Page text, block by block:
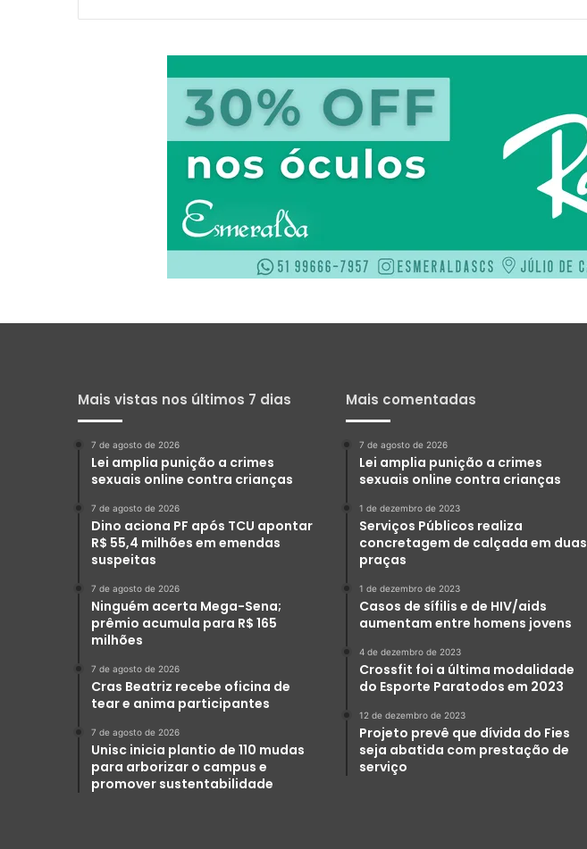
Mais vistas nos últimos 7 dias
7 de agosto de 2026
Lei amplia punição a crimes
sexuais online contra crianças
7 de agosto de 2026
Dino aciona PF após TCU apontar
R$ 55,4 milhões em emendas
suspeitas
7 de agosto de 2026
Ninguém acerta Mega-Sena;
prêmio acumula para R$ 165
milhões
7 de agosto de 2026
Cras Beatriz recebe oficina de
tear e anima participantes
7 de agosto de 2026
Unisc inicia plantio de 110 mudas
para arborizar o campus e
promover sustentabilidade
Mais comentadas
7 de agosto de 2026
Lei amplia punição a crimes
sexuais online contra crianças
1 de dezembro de 2023
Serviços Públicos realiza
concretagem de calçada em duas
praças
1 de dezembro de 2023
Casos de sífilis e de HIV/aids
aumentam entre homens jovens
4 de dezembro de 2023
Crossfit foi a última modalidade
do Esporte Paratodos em 2023
12 de dezembro de 2023
Projeto prevê que dívida do Fies
seja abatida com prestação de
serviço